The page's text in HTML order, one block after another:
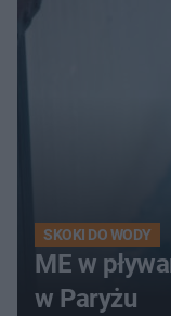
SKOKI DO WODY
ME w
w Paryżu